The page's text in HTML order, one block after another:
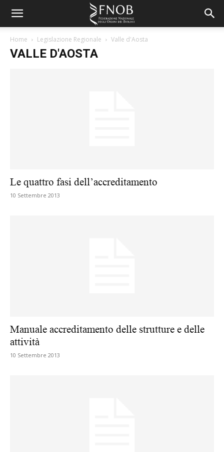
Home Legislazione Regionale Valle d'Aosta
VALLE D'AOSTA
Le quattro fasi dell’accreditamento
10 Settembre 2013
Manuale accreditamento delle strutture e delle
attività
10 Settembre 2013